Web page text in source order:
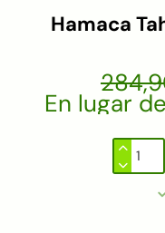
Hamaca
En lugar